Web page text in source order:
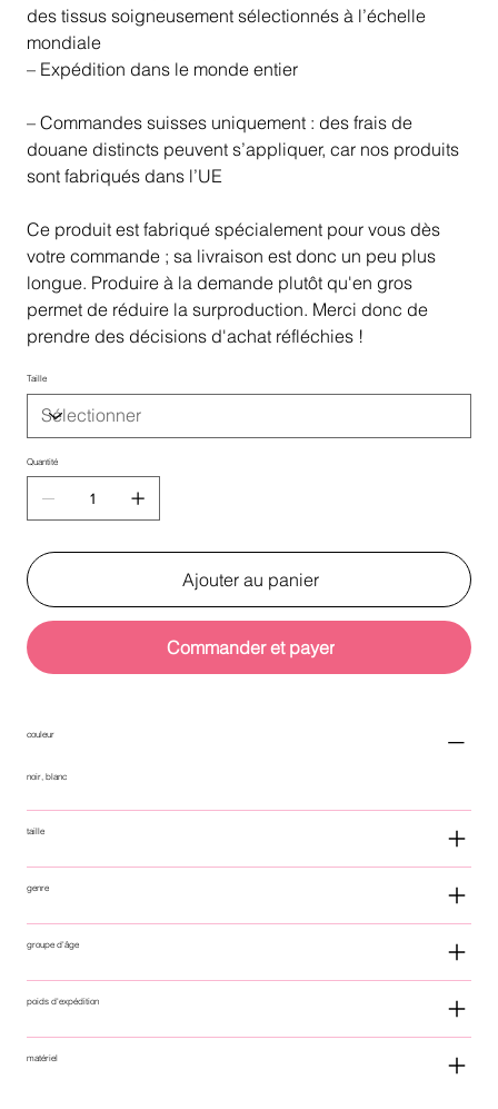
des tissus soigneusement sélectionnés à l’échelle
mondiale
– Expédition dans le monde entier
– Commandes suisses uniquement : des frais de
douane distincts peuvent s’appliquer, car nos produits
sont fabriqués dans l’UE
Ce produit est fabriqué spécialement pour vous dès
votre commande ; sa livraison est donc un peu plus
longue. Produire à la demande plutôt qu'en gros
permet de réduire la surproduction. Merci donc de
prendre des décisions d'achat réfléchies !
Taille
Quantité
Ajouter au panier
Commander et payer
couleur
noir, blanc
taille
genre
groupe d'âge
poids d'expédition
matériel